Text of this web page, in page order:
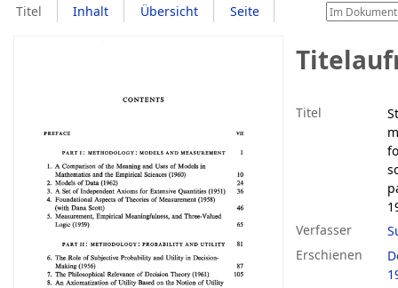
Titel Inhalt Übersicht Seite
Titel
Verfasser
Erschienen